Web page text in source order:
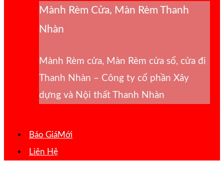
Mành Rèm Cửa, Màn Rèm Thanh
Nhàn
Mành Rèm cửa, Màn Rèm cửa sổ, cửa đi
Thanh Nhàn – Công ty cổ phần Xây
dựng và Nội thất Thanh Nhàn
Báo Giá
Liên Hệ